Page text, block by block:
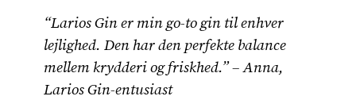
“Larios Gin er min go-to gin til enhver
lejlighed. Den har den perfekte balance
mellem krydderi og friskhed.” – Anna,
Larios Gin-entusiast